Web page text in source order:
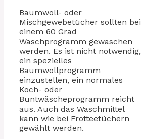
Baumwoll- oder
Mischgewebetücher sollten bei
einem 60 Grad
Waschprogramm gewaschen
werden. Es ist nicht notwendig,
ein spezielles
Baumwollprogramm
einzustellen, ein normales
Koch- oder
Buntwäscheprogramm reicht
aus. Auch das Waschmittel
kann wie bei Frotteetüchern
gewählt werden.